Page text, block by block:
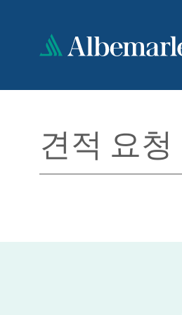
로
견적 요청